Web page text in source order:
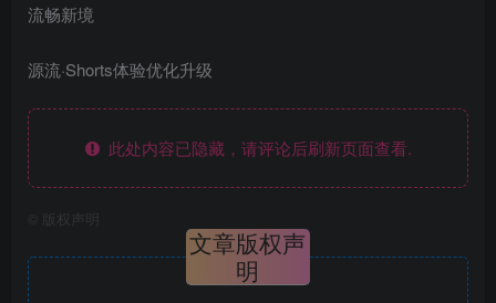
流畅新境
源流·Shorts体验优化升级
此处内容已隐藏，请评论后刷新页面查看.
版权声明
文章版权声
明